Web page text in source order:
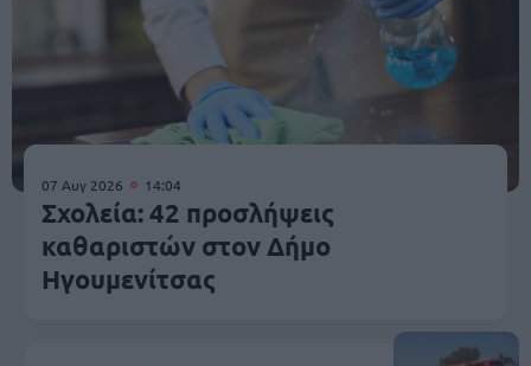
07 Αυγ 2026 14:04
Σχολεία: 42 προσλήψεις
καθαριστών στον Δήμο
Ηγουμενίτσας